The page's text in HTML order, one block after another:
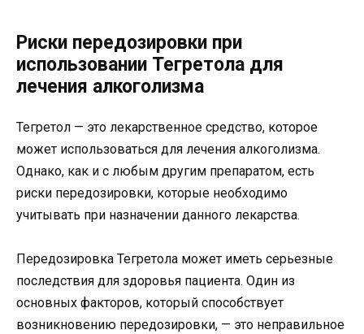
Риски передозировки при
использовании Тегретола для
лечения алкоголизма
Тегретол — это лекарственное средство, которое
может использоваться для лечения алкоголизма.
Однако, как и с любым другим препаратом, есть
риски передозировки, которые необходимо
учитывать при назначении данного лекарства.
Передозировка Тегретола может иметь серьезные
последствия для здоровья пациента. Один из
основных факторов, который способствует
возникновению передозировки, — это неправильное